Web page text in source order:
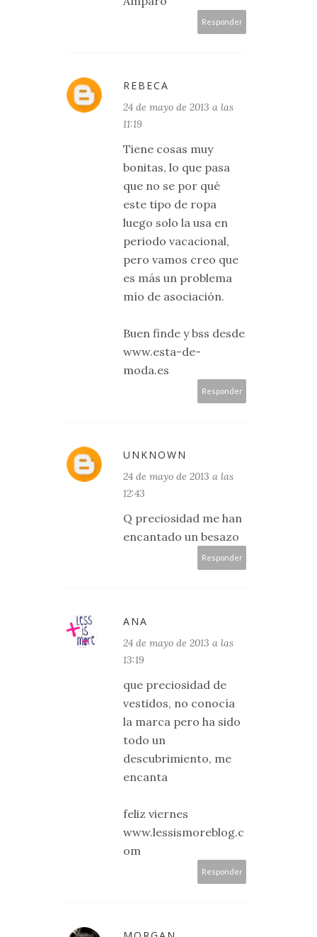
Responder
REBECA
24 de mayo de 2013 a las
11:19
Tiene cosas muy
bonitas, lo que pasa
que no se por qué
este tipo de ropa
luego solo la usa en
periodo vacacional,
pero vamos creo que
es más un problema
mío de asociación.
Buen finde y bss desde
www.esta-de-
moda.es
Responder
UNKNOWN
24 de mayo de 2013 a las
12:43
Q preciosidad me han
encantado un besazo
Responder
ANA
24 de mayo de 2013 a las
13:19
que preciosidad de
vestidos, no conocía
la marca pero ha sido
todo un
descubrimiento, me
encanta
feliz viernes
www.lessismoreblog.c
om
Responder